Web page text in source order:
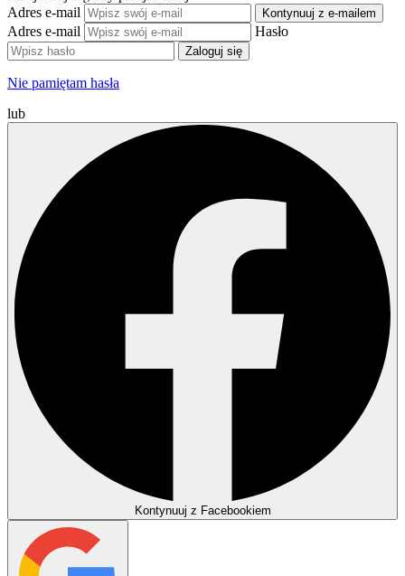
Adres e-mail
Kontynuuj z e-mailem
Adres e-mail Hasło
Zaloguj się
Nie pamiętam hasła
lub
Kontynuuj z Facebookiem